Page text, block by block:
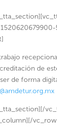
de
de forma